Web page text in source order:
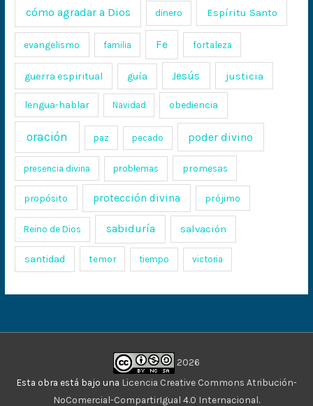
cómo agradar a Dios dinero Espíritu Santo
evangelismo familia Fe fortaleza
guerra espiritual guía Jesús justicia
lengua-hablar Navidad obediencia
oración paz pecado poder divino
presencia divina problemas promesas
propósito protección divina prójimo
Reino de Dios sabiduría salvación
santidad temor tiempo victoria
2026
Esta obra está bajo una Licencia Creative Commons Atribución-
NoComercial-CompartirIgual 4.0 Internacional.